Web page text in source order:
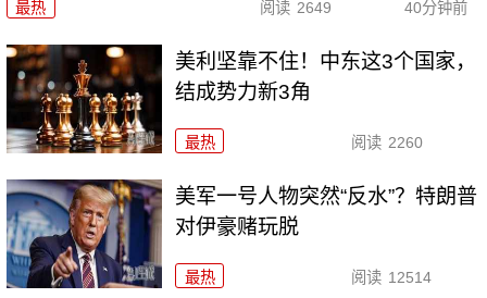
最热 阅读 2649 40分钟前
美利坚靠不住！中东这3个国家，
结成势力新3角
最热 阅读 2260
美军一号人物突然“反水”？特朗普
对伊豪赌玩脱
最热 阅读 12514